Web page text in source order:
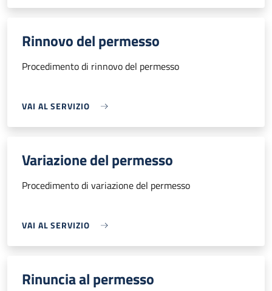
Rinnovo del permesso
Procedimento di rinnovo del permesso
VAI AL SERVIZIO
Variazione del permesso
Procedimento di variazione del permesso
VAI AL SERVIZIO
Rinuncia al permesso